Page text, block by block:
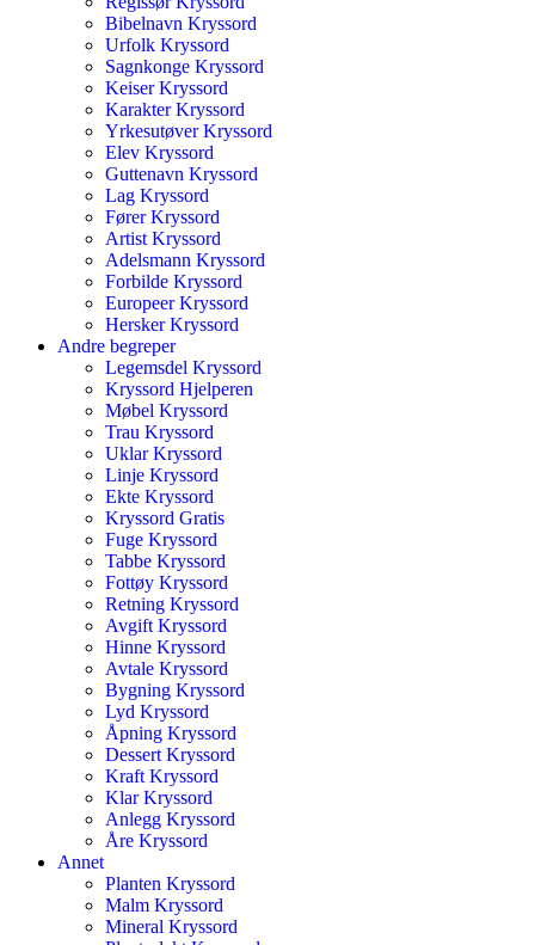
Bibelnavn Kryssord
Urfolk Kryssord
Sagnkonge Kryssord
Keiser Kryssord
Karakter Kryssord
Yrkesutøver Kryssord
Elev Kryssord
Guttenavn Kryssord
Lag Kryssord
Fører Kryssord
Artist Kryssord
Adelsmann Kryssord
Forbilde Kryssord
Europeer Kryssord
Hersker Kryssord
Andre begreper
Legemsdel Kryssord
Kryssord Hjelperen
Møbel Kryssord
Trau Kryssord
Uklar Kryssord
Linje Kryssord
Ekte Kryssord
Kryssord Gratis
Fuge Kryssord
Tabbe Kryssord
Fottøy Kryssord
Retning Kryssord
Avgift Kryssord
Hinne Kryssord
Avtale Kryssord
Bygning Kryssord
Lyd Kryssord
Åpning Kryssord
Dessert Kryssord
Kraft Kryssord
Klar Kryssord
Anlegg Kryssord
Åre Kryssord
Annet
Planten Kryssord
Malm Kryssord
Mineral Kryssord